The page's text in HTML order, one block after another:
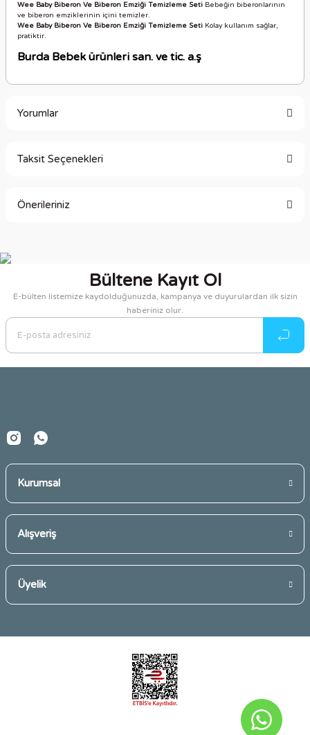
Wee Baby Biberon Ve Biberon Emziği Temizleme Seti Bebeğin biberonlarının
ve biberon emziklerinin içini temizler.
Wee Baby Biberon Ve Biberon Emziği Temizleme Seti Kolay kullanım sağlar,
pratiktir.
Burda Bebek ürünleri san. ve tic. a.ş
Yorumlar
Taksit Seçenekleri
Önerileriniz
Görüş ve önerileriniz için teşekkür ederiz.
Ürün resmi kalitesiz, bozuk veya görüntülenemiyor.
Ürün açıklamasında eksik bilgiler bulunuyor.
Ürün bilgilerinde hatalar bulunuyor.
Bültene Kayıt Ol
E-bülten listemize kaydolduğunuzda, kampanya ve duyurulardan ilk sizin
haberiniz olur.
Kurumsal
Alışveriş
Üyelik